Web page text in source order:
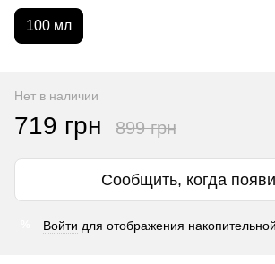
100 мл
Нет в наличии
719 грн 899 грн
Сообщить, когда
Войти для отображения